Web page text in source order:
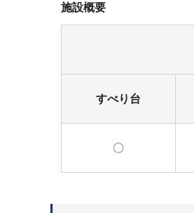
施設概要
すべり台
〇